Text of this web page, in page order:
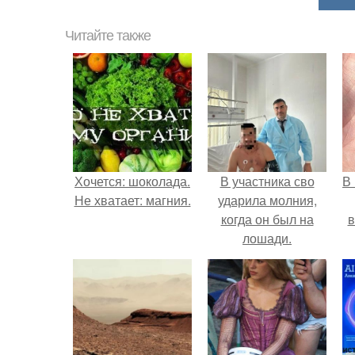
Читайте также
Хочется: шоколада.
Не хватает: магния.
В участника сво
ударила молния,
когда он был на
лошади.
В